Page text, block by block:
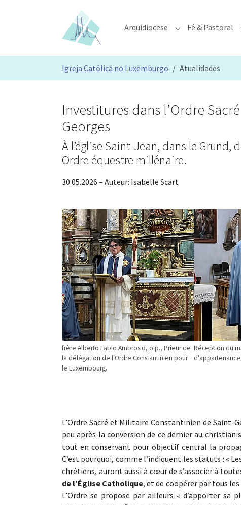
Arquidiocese Submenu for
Fé & Pastoral
Igreja Católica no Luxemburgo Atualidades
Show larger version
frère Alberto Fabio Ambrosio, o.p., Prieur de
la délégation de l'Ordre Constantinien pour
le Luxembourg.
Show larger
Réception du
Investitures dans l’Ordre
Georges
À l’église Saint-Jean, dans le
Ordre équestre millénaire.
30.05.2026 – Auteur: Isabelle Scart
L’Ordre Sacré et Militaire Constantinien de Saint-
peu après la conversion de ce dernier au
tout en conservant pour objectif central la
C’est pourquoi, comme l’indiquent les statuts : «
chrétiens, auront aussi à cœur de s’associer à
de l’Église Catholique, et de coopérer par tous
L’Ordre se propose par ailleurs « d’apporter